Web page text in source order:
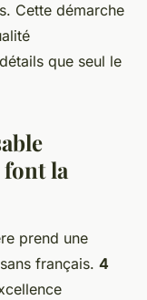
Cette démarche
que seul le
la
prend une
français. 4